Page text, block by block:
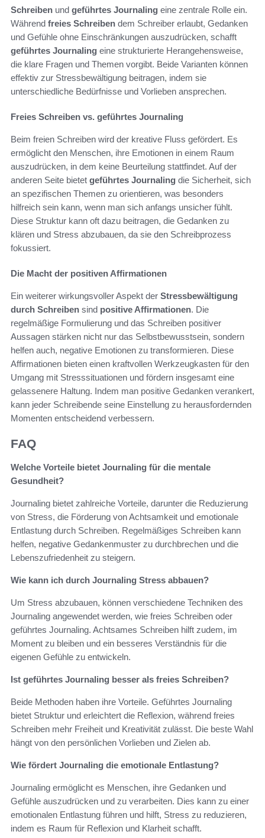
Schreiben und geführtes Journaling eine zentrale Rolle ein.
Während freies Schreiben dem Schreiber erlaubt, Gedanken
und Gefühle ohne Einschränkungen auszudrücken, schafft
geführtes Journaling eine strukturierte Herangehensweise,
die klare Fragen und Themen vorgibt. Beide Varianten können
effektiv zur Stressbewältigung beitragen, indem sie
unterschiedliche Bedürfnisse und Vorlieben ansprechen.
Freies Schreiben vs. geführtes Journaling
Beim freien Schreiben wird der kreative Fluss gefördert. Es
ermöglicht den Menschen, ihre Emotionen in einem Raum
auszudrücken, in dem keine Beurteilung stattfindet. Auf der
anderen Seite bietet geführtes Journaling die Sicherheit, sich
an spezifischen Themen zu orientieren, was besonders
hilfreich sein kann, wenn man sich anfangs unsicher fühlt.
Diese Struktur kann oft dazu beitragen, die Gedanken zu
klären und Stress abzubauen, da sie den Schreibprozess
fokussiert.
Die Macht der positiven Affirmationen
Ein weiterer wirkungsvoller Aspekt der Stressbewältigung
durch Schreiben sind positive Affirmationen. Die
regelmäßige Formulierung und das Schreiben positiver
Aussagen stärken nicht nur das Selbstbewusstsein, sondern
helfen auch, negative Emotionen zu transformieren. Diese
Affirmationen bieten einen kraftvollen Werkzeugkasten für den
Umgang mit Stresssituationen und fördern insgesamt eine
gelassenere Haltung. Indem man positive Gedanken verankert,
kann jeder Schreibende seine Einstellung zu herausfordernden
Momenten entscheidend verbessern.
FAQ
Welche Vorteile bietet Journaling für die mentale
Gesundheit?
Journaling bietet zahlreiche Vorteile, darunter die Reduzierung
von Stress, die Förderung von Achtsamkeit und emotionale
Entlastung durch Schreiben. Regelmäßiges Schreiben kann
helfen, negative Gedankenmuster zu durchbrechen und die
Lebenszufriedenheit zu steigern.
Wie kann ich durch Journaling Stress abbauen?
Um Stress abzubauen, können verschiedene Techniken des
Journaling angewendet werden, wie freies Schreiben oder
geführtes Journaling. Achtsames Schreiben hilft zudem, im
Moment zu bleiben und ein besseres Verständnis für die
eigenen Gefühle zu entwickeln.
Ist geführtes Journaling besser als freies Schreiben?
Beide Methoden haben ihre Vorteile. Geführtes Journaling
bietet Struktur und erleichtert die Reflexion, während freies
Schreiben mehr Freiheit und Kreativität zulässt. Die beste Wahl
hängt von den persönlichen Vorlieben und Zielen ab.
Wie fördert Journaling die emotionale Entlastung?
Journaling ermöglicht es Menschen, ihre Gedanken und
Gefühle auszudrücken und zu verarbeiten. Dies kann zu einer
emotionalen Entlastung führen und hilft, Stress zu reduzieren,
indem es Raum für Reflexion und Klarheit schafft.